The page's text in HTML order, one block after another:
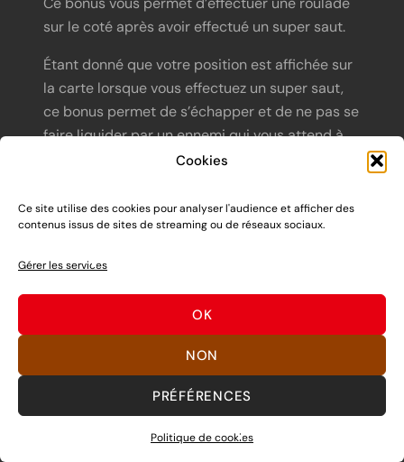
Cookies
Ce site utilise des cookies pour analyser l'audience et afficher des
contenus issus de sites de streaming ou de réseaux sociaux.
Gérer les services
OK
NON
PRÉFÉRENCES
Politique de cookies
sur le coté après avoir effectué un super saut.
Étant donné que votre position est affichée sur
la carte lorsque vous effectuez un super saut,
ce bonus permet de s’échapper et de ne pas se
faire liquider par un ennemi qui vous attend à
votre retour sur la terre ferme !